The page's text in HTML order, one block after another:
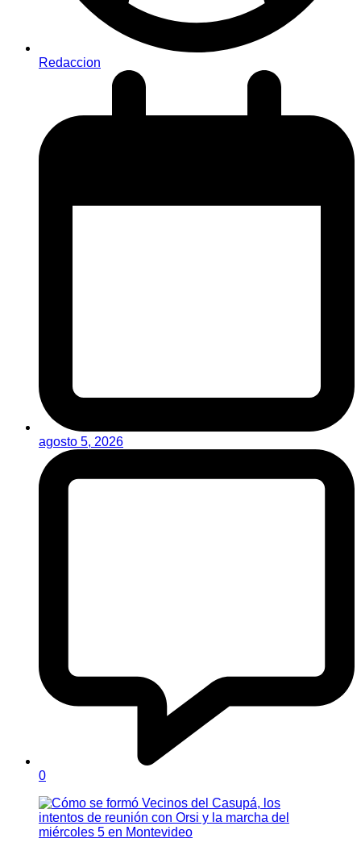
Redaccion
agosto 5, 2026
0